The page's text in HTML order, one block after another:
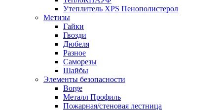
Утеплитель XPS Пенополистерол
Метизы
Гайки
Гвозди
Дюбеля
Разное
Саморезы
Шайбы
Элементы безопасности
Borge
Металл Профиль
Пожарная/стеновая лестница